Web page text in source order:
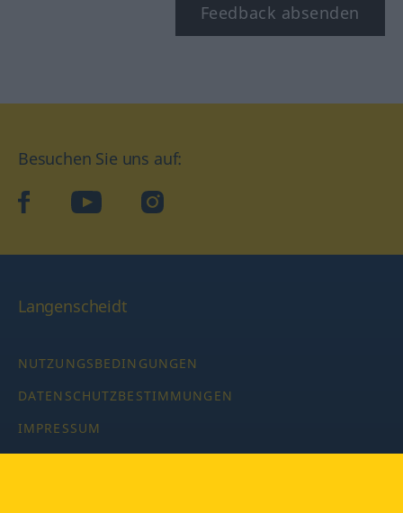
Feedback absenden
Besuchen Sie uns auf:
facebookYouTube Instagram
Langenscheidt
NUTZUNGSBEDINGUNGEN
DATENSCHUTZBESTIMMUNGEN
IMPRESSUM